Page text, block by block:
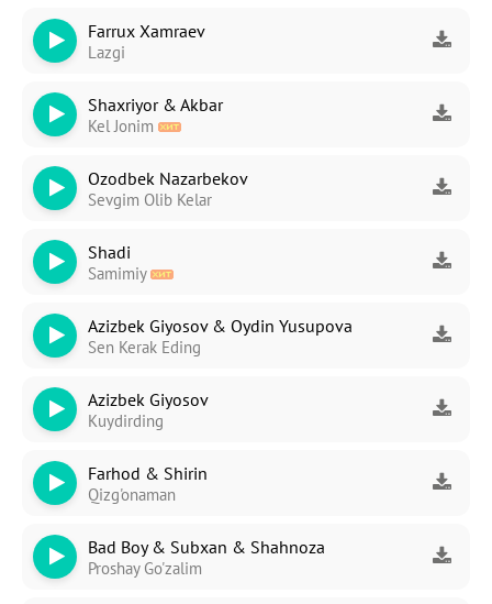
Farrux Xamraev
Lazgi
Shaxriyor & Akbar
Kel Jonim
Ozodbek Nazarbekov
Sevgim Olib Kelar
Shadi
Samimiy
Azizbek Giyosov & Oydin Yusupova
Sen Kerak Eding
Azizbek Giyosov
Kuydirding
Farhod & Shirin
Qizg'onaman
Bad Boy & Subxan & Shahnoza
Proshay Go'zalim
Oshiq edim